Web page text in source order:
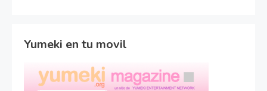
Yumeki en tu movil